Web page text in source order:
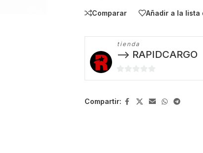
Comparar Añadir a la lista
tienda
--> RAPIDCARGO
0
5
Compartir: